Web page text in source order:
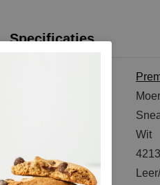
Specificaties
Wit
Bestelcode
Materiaal buitenkant